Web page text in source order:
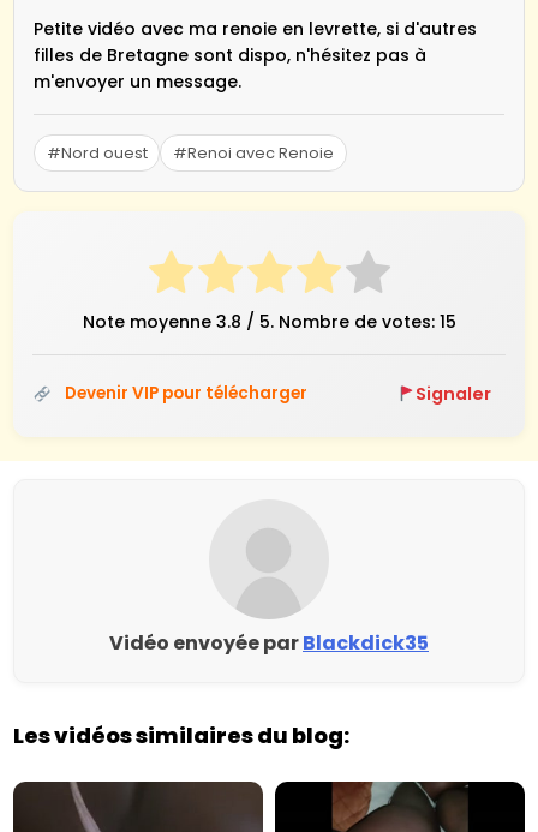
Petite vidéo avec ma renoie en levrette, si d'autres
filles de Bretagne sont dispo, n'hésitez pas à
m'envoyer un message.
#Nord ouest #Renoi avec Renoie
Note moyenne 3.8 / 5. Nombre de votes: 15
Devenir VIP pour télécharger Signaler
Vidéo envoyée parBlackdick35
Les vidéos similaires du blog: